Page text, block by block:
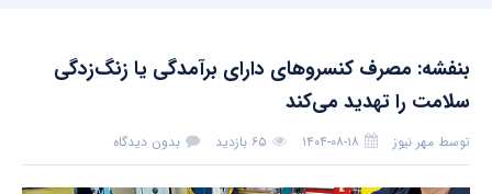
بنفشه: مصرف کنسروهای دارای برآمدگی یا زنگ‌زدگی
سلامت را تهدید می‌کند
توسط مهر نیوز ۱۴۰۴-۰۸-۱۸ ۶۵ بازدید بدون دیدگاه